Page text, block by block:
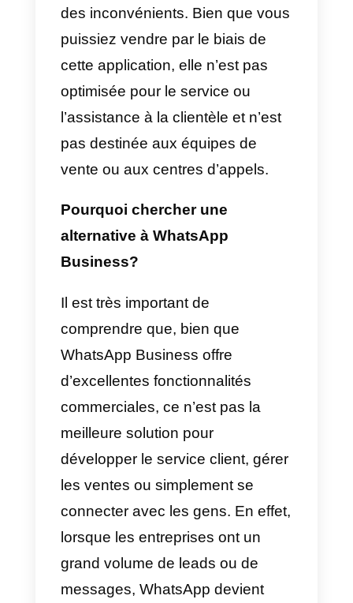
plus de 300 millions d’utilisateurs,
ce qui la rend capable de
concurrencer fortement
WhatsApp. De même, elle est
également utilisée par les
services tels que le service
clientèle ou les ventes.
Toutefois, cette application a été
créée en Corée du Sud, de sorte
que son principal public est
d’origine orientale. C’est un
inconvénient si l’endroit où nous
voulons l’utiliser est l’Amérique
latine. N’oubliez pas qu’une
application de messagerie est
peu utile si elle n’a pas
d’utilisateurs actifs dans la région